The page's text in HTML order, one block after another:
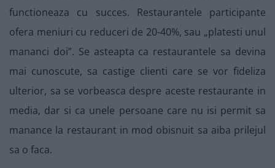
functioneaza cu succes. Restaurantele participante
ofera meniuri cu reduceri de 20-40%, sau „platesti unul
mananci doi”. Se asteapta ca restaurantele sa devina
mai cunoscute, sa castige clienti care se vor fideliza
ulterior, sa se vorbeasca despre aceste restaurante in
media, dar si ca unele persoane care nu isi permit sa
manance la restaurant in mod obisnuit sa aiba prilejul
sa o faca.